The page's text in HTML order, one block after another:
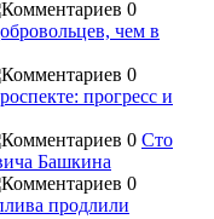
0
чем в
0
прогресс и
0 Сто
Башкина
0
продлили